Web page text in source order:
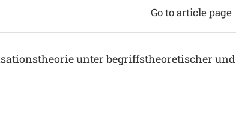
Go to article page
unter begriffstheoretischer und